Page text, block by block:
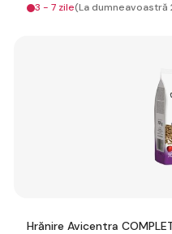
3 - 7 zile(La dumneavoastră
Hrănire Avicentra